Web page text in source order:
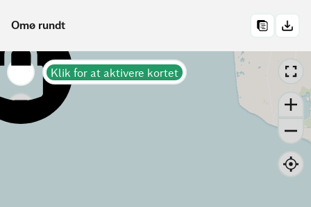
Omø rundt
Klik for at aktivere kortet